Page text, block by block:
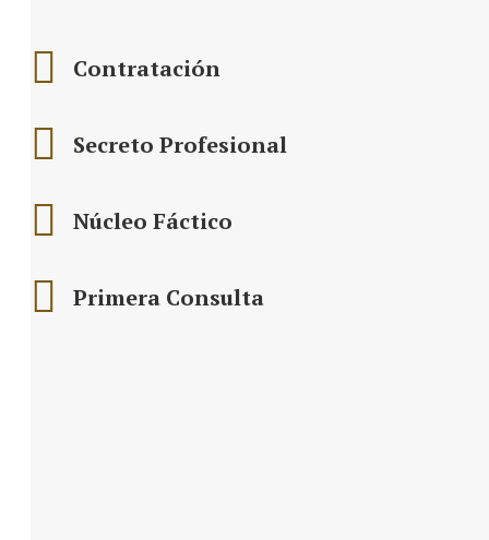
Contratación
Secreto Profesional
Núcleo Fáctico
Primera Consulta